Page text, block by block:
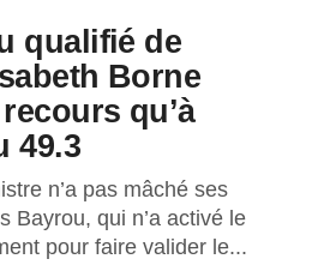
qualifié de
Borne
qu’à
49.3
n’a pas mâché ses
Bayrou, qui n’a activé le
pour faire valider le...